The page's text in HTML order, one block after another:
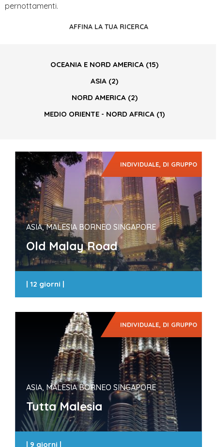
pernottamenti.
AFFINA LA TUA RICERCA
OCEANIA E NORD AMERICA (15)
ASIA (2)
NORD AMERICA (2)
MEDIO ORIENTE - NORD AFRICA (1)
INDIVIDUALE, DI GRUPPO
ASIA, MALESIA BORNEO SINGAPORE
Old Malay Road
|12 giorni |
INDIVIDUALE, DI GRUPPO
ASIA, MALESIA BORNEO SINGAPORE
Tutta Malesia
| 9 giorni |